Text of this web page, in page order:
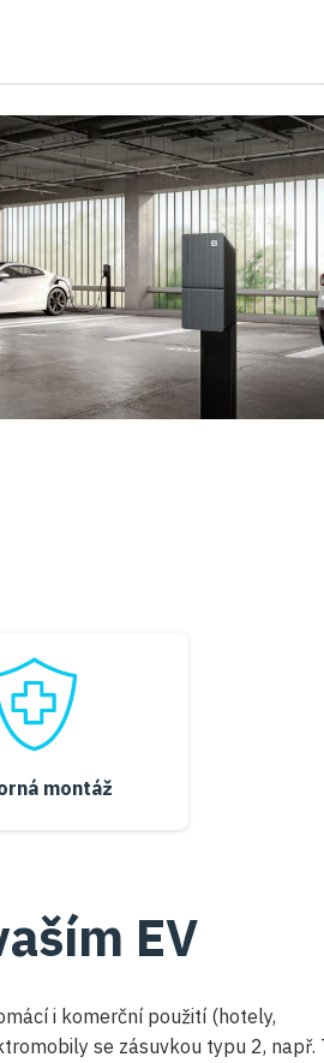
montáž
EV
i komerční použití (hotely,
se zásuvkou typu 2, např.